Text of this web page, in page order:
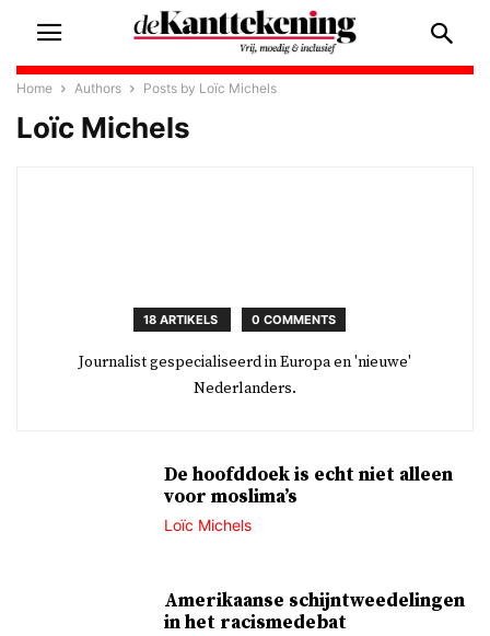
Home Authors Posts by Loïc Michels
Loïc Michels
18 ARTIKELS 0 COMMENTS
Journalist gespecialiseerd in Europa en 'nieuwe'
Nederlanders.
De hoofddoek is echt niet alleen
voor moslima’s
Loïc Michels
Amerikaanse schijntweedelingen
in het racismedebat